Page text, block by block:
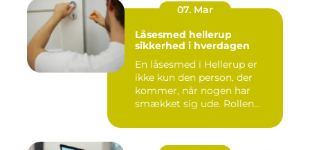
07. Mar
Låsesmed hellerup
sikkerhed i hverdagen
En låsesmed i Hellerup er
ikke kun den person, der
kommer, når nogen har
smækket sig ude. Rollen